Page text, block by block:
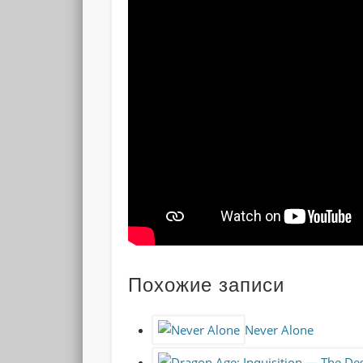
Похожие записи
Never Alone